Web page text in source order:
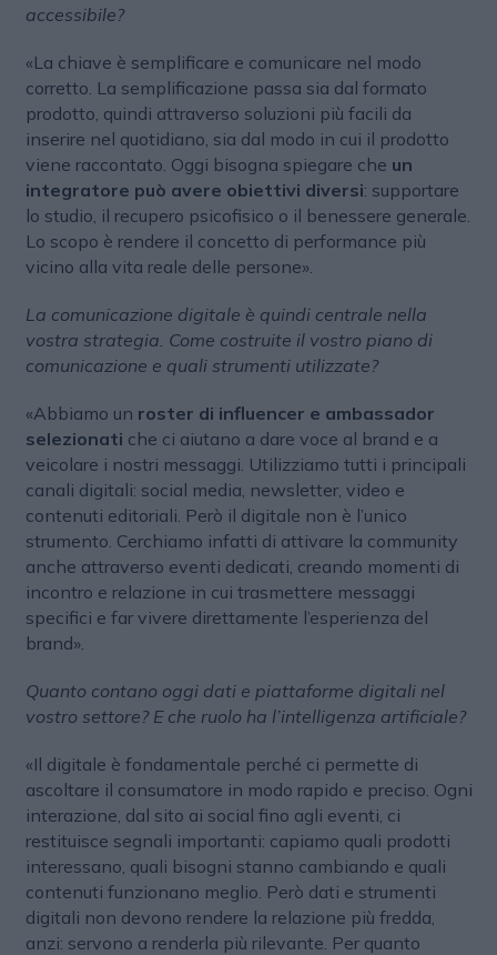
accessibile?
«La chiave è semplificare e comunicare nel modo
corretto. La semplificazione passa sia dal formato
prodotto, quindi attraverso soluzioni più facili da
inserire nel quotidiano, sia dal modo in cui il prodotto
viene raccontato. Oggi bisogna spiegare che un
integratore può avere obiettivi diversi: supportare
lo studio, il recupero psicofisico o il benessere generale.
Lo scopo è rendere il concetto di performance più
vicino alla vita reale delle persone».
La comunicazione digitale è quindi centrale nella
vostra strategia. Come costruite il vostro piano di
comunicazione e quali strumenti utilizzate?
«Abbiamo un roster di influencer e ambassador
selezionati che ci aiutano a dare voce al brand e a
veicolare i nostri messaggi. Utilizziamo tutti i principali
canali digitali: social media, newsletter, video e
contenuti editoriali. Però il digitale non è l’unico
strumento. Cerchiamo infatti di attivare la community
anche attraverso eventi dedicati, creando momenti di
incontro e relazione in cui trasmettere messaggi
specifici e far vivere direttamente l’esperienza del
brand».
Quanto contano oggi dati e piattaforme digitali nel
vostro settore? E che ruolo ha l’intelligenza artificiale?
«Il digitale è fondamentale perché ci permette di
ascoltare il consumatore in modo rapido e preciso. Ogni
interazione, dal sito ai social fino agli eventi, ci
restituisce segnali importanti: capiamo quali prodotti
interessano, quali bisogni stanno cambiando e quali
contenuti funzionano meglio. Però dati e strumenti
digitali non devono rendere la relazione più fredda,
anzi: servono a renderla più rilevante. Per quanto